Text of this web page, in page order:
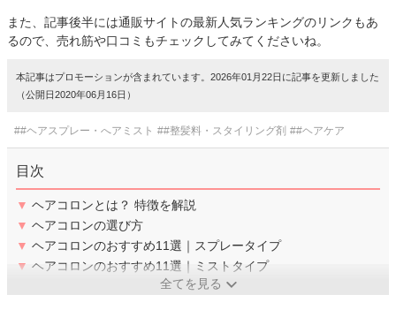
また、記事後半には通販サイトの最新人気ランキングのリンクもあ
るので、売れ筋や口コミもチェックしてみてくださいね。
本記事はプロモーションが含まれています。2026年01月22日に記事を更新しました
（公開日2020年06月16日）
##ヘアスプレー・へアミスト ##整髪料・スタイリング剤 ##ヘアケア
目次
▼ ヘアコロンとは？ 特徴を解説
▼ ヘアコロンの選び方
▼ ヘアコロンのおすすめ11選｜スプレータイプ
▼ ヘアコロンのおすすめ11選｜ミストタイプ
全てを見る